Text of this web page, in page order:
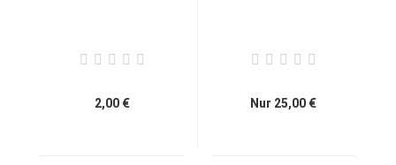
2,00 € Nur 25,00 €